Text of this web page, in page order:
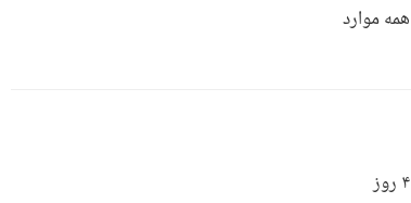
همه موارد
۴ روز